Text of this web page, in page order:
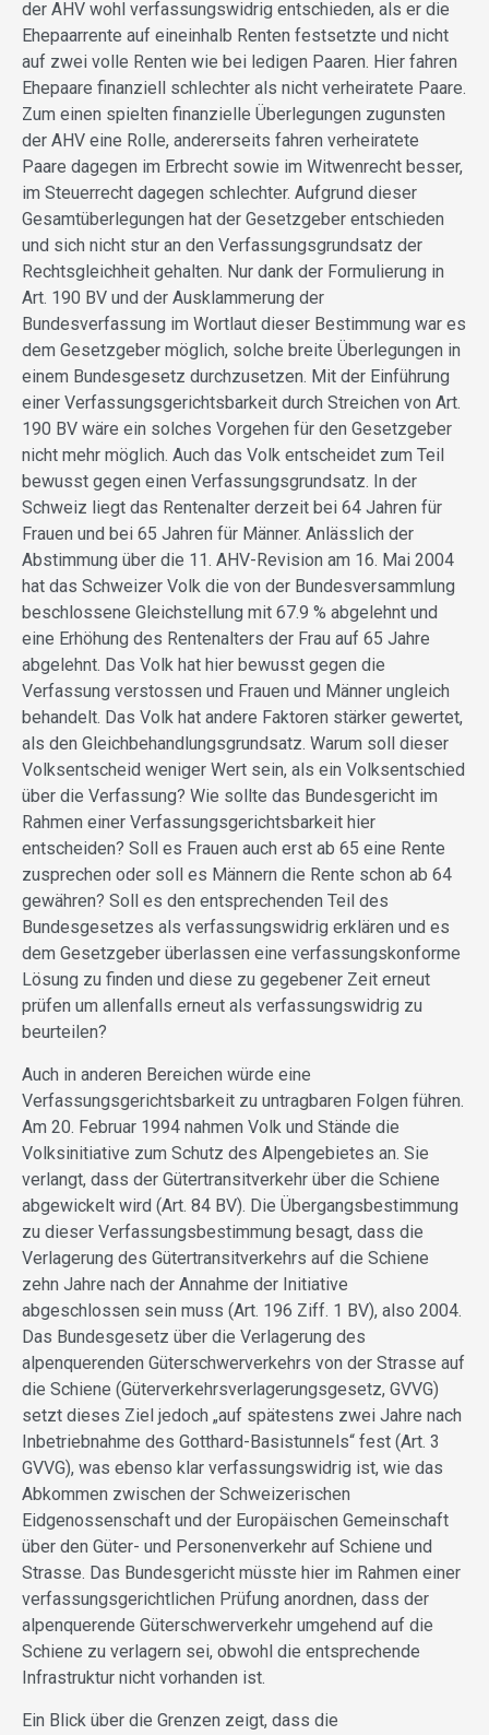
der AHV wohl verfassungswidrig entschieden, als er die
Ehepaarrente auf eineinhalb Renten festsetzte und nicht
auf zwei volle Renten wie bei ledigen Paaren. Hier fahren
Ehepaare finanziell schlechter als nicht verheiratete Paare.
Zum einen spielten finanzielle Überlegungen zugunsten
der AHV eine Rolle, andererseits fahren verheiratete
Paare dagegen im Erbrecht sowie im Witwenrecht besser,
im Steuerrecht dagegen schlechter. Aufgrund dieser
Gesamtüberlegungen hat der Gesetzgeber entschieden
und sich nicht stur an den Verfassungsgrundsatz der
Rechtsgleichheit gehalten. Nur dank der Formulierung in
Art. 190 BV und der Ausklammerung der
Bundesverfassung im Wortlaut dieser Bestimmung war es
dem Gesetzgeber möglich, solche breite Überlegungen in
einem Bundesgesetz durchzusetzen. Mit der Einführung
einer Verfassungsgerichtsbarkeit durch Streichen von Art.
190 BV wäre ein solches Vorgehen für den Gesetzgeber
nicht mehr möglich. Auch das Volk entscheidet zum Teil
bewusst gegen einen Verfassungsgrundsatz. In der
Schweiz liegt das Rentenalter derzeit bei 64 Jahren für
Frauen und bei 65 Jahren für Männer. Anlässlich der
Abstimmung über die 11. AHV-Revision am 16. Mai 2004
hat das Schweizer Volk die von der Bundesversammlung
beschlossene Gleichstellung mit 67.9 % abgelehnt und
eine Erhöhung des Rentenalters der Frau auf 65 Jahre
abgelehnt. Das Volk hat hier bewusst gegen die
Verfassung verstossen und Frauen und Männer ungleich
behandelt. Das Volk hat andere Faktoren stärker gewertet,
als den Gleichbehandlungsgrundsatz. Warum soll dieser
Volksentscheid weniger Wert sein, als ein Volksentschied
über die Verfassung? Wie sollte das Bundesgericht im
Rahmen einer Verfassungsgerichtsbarkeit hier
entscheiden? Soll es Frauen auch erst ab 65 eine Rente
zusprechen oder soll es Männern die Rente schon ab 64
gewähren? Soll es den entsprechenden Teil des
Bundesgesetzes als verfassungswidrig erklären und es
dem Gesetzgeber überlassen eine verfassungskonforme
Lösung zu finden und diese zu gegebener Zeit erneut
prüfen um allenfalls erneut als verfassungswidrig zu
beurteilen?
Auch in anderen Bereichen würde eine
Verfassungsgerichtsbarkeit zu untragbaren Folgen führen.
Am 20. Februar 1994 nahmen Volk und Stände die
Volksinitiative zum Schutz des Alpengebietes an. Sie
verlangt, dass der Gütertransitverkehr über die Schiene
abgewickelt wird (Art. 84 BV). Die Übergangsbestimmung
zu dieser Verfassungsbestimmung besagt, dass die
Verlagerung des Gütertransitverkehrs auf die Schiene
zehn Jahre nach der Annahme der Initiative
abgeschlossen sein muss (Art. 196 Ziff. 1 BV), also 2004.
Das Bundesgesetz über die Verlagerung des
alpenquerenden Güterschwerverkehrs von der Strasse auf
die Schiene (Güterverkehrsverlagerungsgesetz, GVVG)
setzt dieses Ziel jedoch „auf spätestens zwei Jahre nach
Inbetriebnahme des Gotthard-Basistunnels“ fest (Art. 3
GVVG), was ebenso klar verfassungswidrig ist, wie das
Abkommen zwischen der Schweizerischen
Eidgenossenschaft und der Europäischen Gemeinschaft
über den Güter- und Personenverkehr auf Schiene und
Strasse. Das Bundesgericht müsste hier im Rahmen einer
verfassungsgerichtlichen Prüfung anordnen, dass der
alpenquerende Güterschwerverkehr umgehend auf die
Schiene zu verlagern sei, obwohl die entsprechende
Infrastruktur nicht vorhanden ist.
Ein Blick über die Grenzen zeigt, dass die